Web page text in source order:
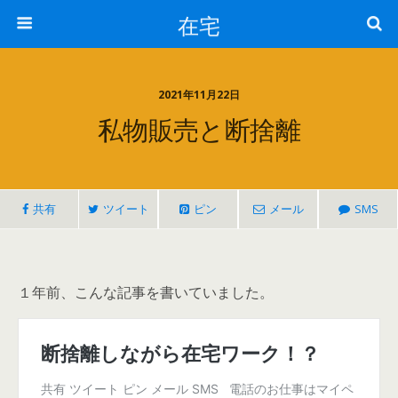
在宅
2021年11月22日
私物販売と断捨離
共有 ツイート ピン メール SMS
１年前、こんな記事を書いていました。